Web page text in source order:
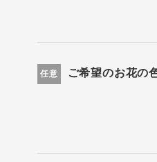
任意 ご希望のお花の